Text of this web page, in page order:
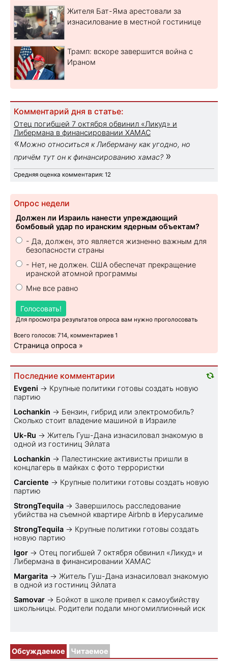
Жителя Бат-Яма арестовали за
изнасилование в местной гостинице
Трамп: вскоре завершится война с
Ираном
Комментарий дня в статье:
Отец погибшей 7 октября обвинил «Ликуд» и
Либермана в финансировании ХАМАС
«Можно относиться к Либерману как угодно, но
причём тут он к финансированию хамас? »
Средняя оценка комментария: 12
Опрос недели
Должен ли Израиль нанести упреждающий
бомбовый удар по иранским ядерным объектам?
- Да, должен, это является жизненно важным для
безопасности страны
- Нет, не должен. США обеспечат прекращение
иранской атомной программы
Мне все равно
Голосовать!
Для просмотра результатов опроса вам нужно проголосовать
Всего голосов: 714, комментариев 1
Страница опроса »
Последние комментарии
Evgeni → Крупные политики готовы создать новую
партию
Lochankin → Бензин, гибрид или электромобиль?
Cколько стоит владение машиной в Израиле
Uk-Ru → Житель Гуш-Дана изнасиловал знакомую в
одной из гостиниц Эйлата
Lochankin → Палестинские активисты пришли в
концлагерь в майках с фото террористки
Carciente → Крупные политики готовы создать новую
партию
StrongTequila → Завершилось расследование
убийства на съемной квартире Airbnb в Иерусалиме
StrongTequila → Крупные политики готовы создать
новую партию
Igor → Отец погибшей 7 октября обвинил «Ликуд» и
Либермана в финансировании ХАМАС
Margarita → Житель Гуш-Дана изнасиловал знакомую
в одной из гостиниц Эйлата
Samovar → Бойкот в школе привел к самоубийству
школьницы. Родители подали многомиллионный иск
Обсуждаемое Читаемое